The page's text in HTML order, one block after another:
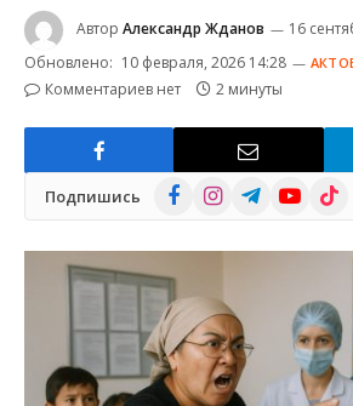
Автор Александр Жданов
16
Обновлено: 10 февраля, 2026 14:28
Комментариев нет 2 минуты
Подпишись FacebookInstagramTelegramYouTube
TikTok